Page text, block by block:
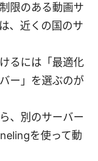
限のある動画サ
、近くの国のサ
るには「最適化
ー」を選ぶのが
、別のサーバー
を使って動